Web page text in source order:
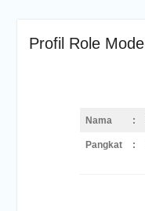
Profil Role Model
Nama :
Pangkat :